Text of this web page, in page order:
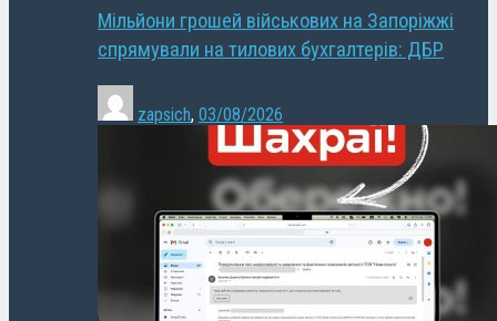
Мільйони грошей військових на Запоріжжі
спрямували на тилових бухгалтерів: ДБР
zapsich, 03/08/2026